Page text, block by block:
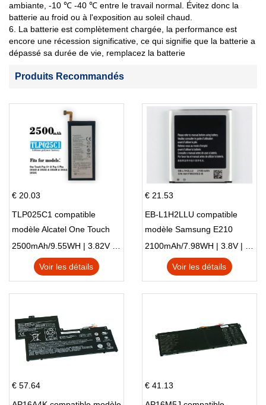
ambiante, -10 ℃ -40 ℃ entre le travail normal. Évitez donc la
batterie au froid ou à l'exposition au soleil chaud.
6. La batterie est complètement chargée, la performance est
encore une récession significative, ce qui signifie que la batterie a
dépassé sa durée de vie, remplacez la batterie
Produits Recommandés
€ 20.03
TLP025C1 compatible
modèle Alcatel One Touch
Pop 4 Plus OT-5056D
2500mAh/9.55WH | 3.82V | Li-ion ...
Voir les détails
€ 21.53
EB-L1H2LLU compatible
modèle Samsung E210
E210K i939
2100mAh/7.98WH | 3.8V | Li-ion ...
Voir les détails
€ 57.64
€ 41.13